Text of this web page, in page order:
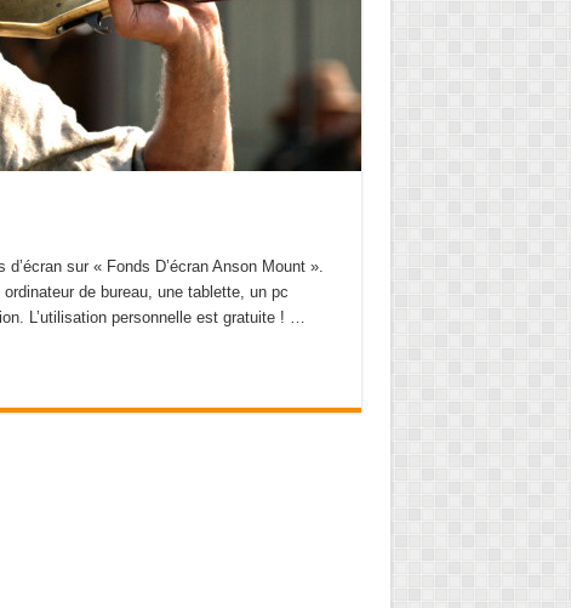
sur « Fonds D’écran Anson Mount ».
de bureau, une tablette, un pc
L’utilisation personnelle est gratuite ! …